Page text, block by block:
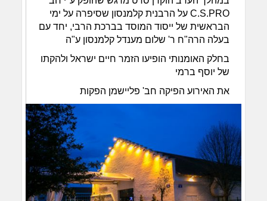
C.S.PRO על הרבנית קלמנסון שסיפרה על ימי
הבראשית של ייסוד המוסד בברכת הרבי, יחד עם
בעלה הרה"ח ר' שלום מענדל קלמנסון ע"ה
בחלק האומנותי הופיעו הזמר חיים ישראל ולהקתו
של יוסף ברמי
את האירוע הפיקה חב' פליישמן הפקות